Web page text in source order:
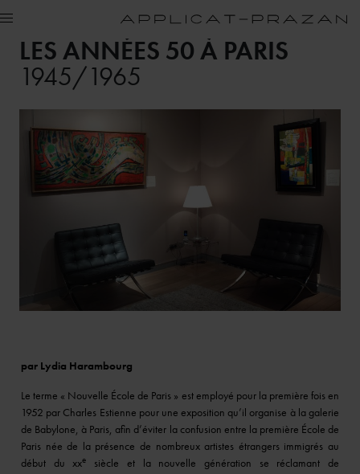
LES ANNÉES 50 À PARIS
1945/1965
par Lydia Harambourg
Le terme « Nouvelle École de Paris » est employé pour la première fois en
1952 par Charles Estienne pour une exposition qu’il organise à la galerie
de Babylone, à Paris, afin d’éviter la confusion entre la première École de
Paris née de la présence de nombreux artistes étrangers immigrés au
début du xxe
siècle et la nouvelle génération se réclamant de